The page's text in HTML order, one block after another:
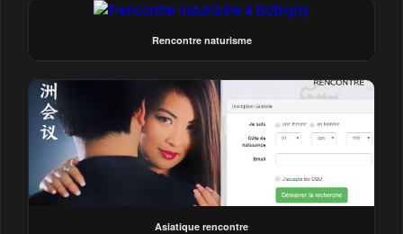
Rencontre naturisme
Asiatique rencontre